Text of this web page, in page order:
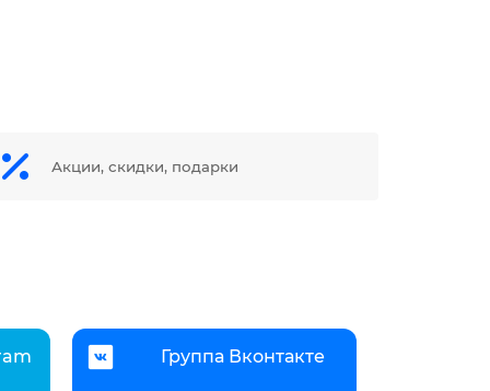
Акции, скидки, подарки
Группа Вконтакте